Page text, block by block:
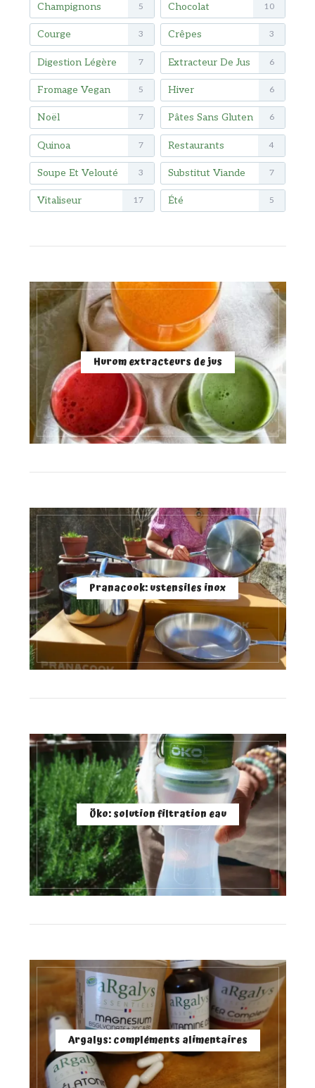
Champignons 5 Chocolat 10
Courge 3 Crêpes 3
Digestion Légère 7 Extracteur De Jus 6
Fromage Vegan 5 Hiver 6
Noël 7 Pâtes Sans Gluten 6
Quinoa 7 Restaurants 4
Soupe Et Velouté 3 Substitut Viande 7
Vitaliseur 17 Été 5
Hurom extracteurs de jus
Pranacook: ustensiles inox
Öko: solution filtration eau
Argalys: compléments alimentaires